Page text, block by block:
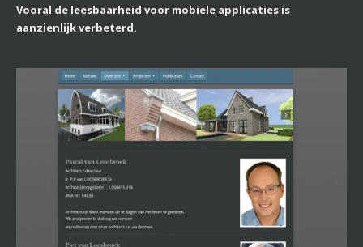
Vooral de leesbaarheid voor mobiele applicaties is
aanzienlijk verbeterd.